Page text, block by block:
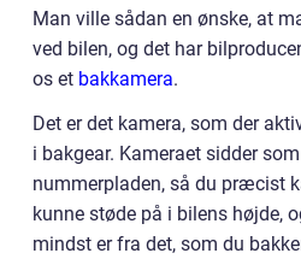
Man ville sådan en ønske, at
ved bilen, og det har
os et bakkamera.
Det er det kamera, som der
i bakgear. Kameraet sidder
nummerpladen, så du præcist
kunne støde på i bilens højde,
mindst er fra det, som du